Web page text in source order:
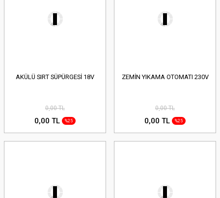
AKÜLÜ SIRT SÜPÜRGESİ 18V
0,00 TL
0,00 TL %25
ZEMİN YIKAMA OTOMATI 230V
0,00 TL
0,00 TL %25